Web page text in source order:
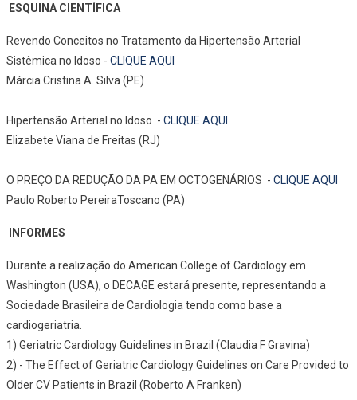
ESQUINA CIENTÍFICA
Revendo Conceitos no Tratamento da Hipertensão Arterial
Sistêmica no Idoso - CLIQUE AQUI
Márcia Cristina A. Silva (PE)
Hipertensão Arterial no Idoso - CLIQUE AQUI
Elizabete Viana de Freitas (RJ)
O PREÇO DA REDUÇÃO DA PA EM OCTOGENÁRIOS - CLIQUE AQUI
Paulo Roberto PereiraToscano (PA)
INFORMES
Durante a realização do American College of Cardiology em
Washington (USA), o DECAGE estará presente, representando a
Sociedade Brasileira de Cardiologia tendo como base a
cardiogeriatria.
1) Geriatric Cardiology Guidelines in Brazil (Claudia F Gravina)
2) - The Effect of Geriatric Cardiology Guidelines on Care Provided to
Older CV Patients in Brazil (Roberto A Franken)